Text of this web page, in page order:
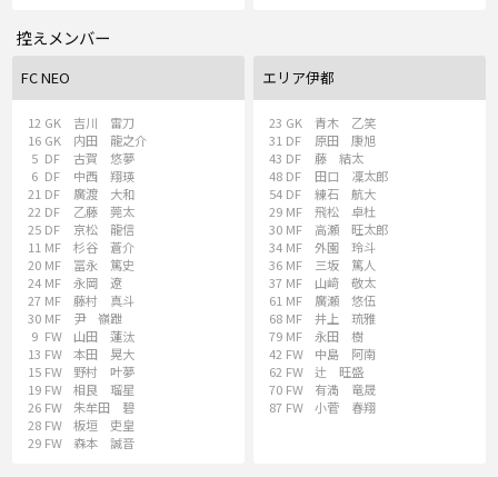
控えメンバー
FC NEO
12 GK
吉川 雷刀
16 GK
内田 龍之介
5 DF
古賀 悠夢
6 DF
中西 翔瑛
21 DF
廣渡 大和
22 DF
乙藤 莞太
25 DF
京松 龍信
11 MF
杉谷 蒼介
20 MF
冨永 篤史
24 MF
永岡 遼
27 MF
藤村 真斗
30 MF
尹 嶺跇
9 FW
山田 蓮汰
13 FW
本田 晃大
15 FW
野村 叶夢
19 FW
相良 瑠星
26 FW
朱牟田 碧
28 FW
板垣 吏皇
29 FW 森本 誠音
エリア伊都
23 GK
青木 乙笑
31 DF
原田 康旭
43 DF
藤 結太
48 DF
田口 凜太郎
54 DF
練石 航大
29 MF
飛松 卓杜
30 MF
高瀬 旺太郎
34 MF
外園 玲斗
36 MF
三坂 篤人
37 MF
山﨑 敬太
61 MF
廣瀬 悠伍
68 MF
井上 琉雅
79 MF
永田 樹
42 FW
中島 阿南
62 FW
辻 旺盛
70 FW
有満 竜晟
87 FW 小菅 春翔